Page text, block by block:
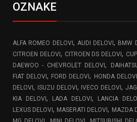
OZNAKE
ALFA ROMEO DELOVI , AUDI DELOVI , BMW
CITROEN DELOVI , CITROEN DS DELOVI ,
DAEWOO - CHEVROLET DELOVI,
FIAT DELOVI, FORD DELOVI, HONDA DELOVI
DELOVI , ISUZU DELOVI , IVECO DELOVI ,
KIA DELOVI , LADA DELOVI , LANCIA
LEXUS DELOVI, MASERATI DELOVI, MAZDA